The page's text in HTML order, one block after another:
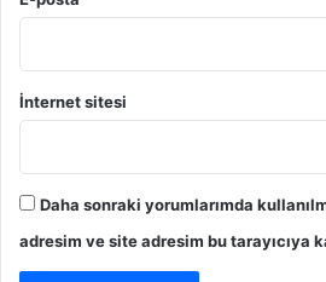
İnternet sitesi
Daha sonraki yorumlarımda
adresim ve site adresim bu tarayıcıya